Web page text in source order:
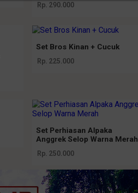
Rp. 290.000
Set Bros Kinan + Cucuk
Rp. 225.000
Set Perhiasan Alpaka
Anggrek Selop Warna Merah
Rp. 250.000